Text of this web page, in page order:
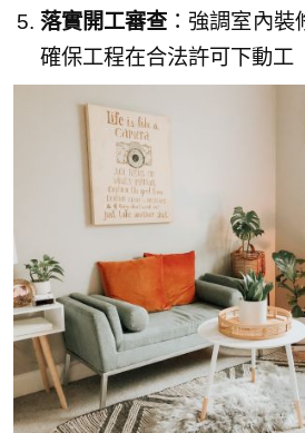
落實開工審查 ：強調室內裝
確保工程在合法許可下動工